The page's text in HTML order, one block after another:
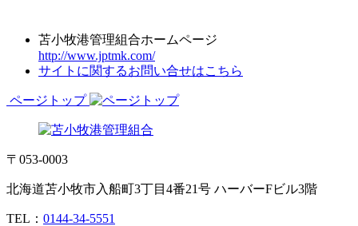
苫小牧港管理組合ホームページ
http://www.jptmk.com/
サイトに関するお問い合せはこちら
ページトップ
〒053-0003
北海道苫小牧市入船町3丁目4番21号 ハーバーFビル3階
TEL： 0144-34-5551